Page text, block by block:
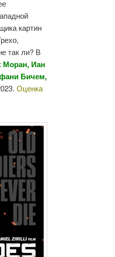
картин
так ли? В
Моран, Иан
Бичем,
Оценка